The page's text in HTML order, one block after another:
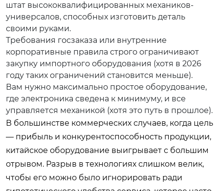
штат высококвалифицированных механиков-
универсалов, способных изготовить деталь
своими руками.
Требования госзаказа или внутренние
корпоративные правила строго ограничивают
закупку импортного оборудования (хотя в 2026
году таких ограничений становится меньше).
Вам нужно максимально простое оборудование,
где электроника сведена к минимуму, и все
управляется механикой (хотя это путь в прошлое).
В большинстве коммерческих случаев, когда цель
— прибыль и конкурентоспособность продукции,
китайское оборудование выигрывает с большим
отрывом. Разрыв в технологиях слишком велик,
чтобы его можно было игнорировать ради